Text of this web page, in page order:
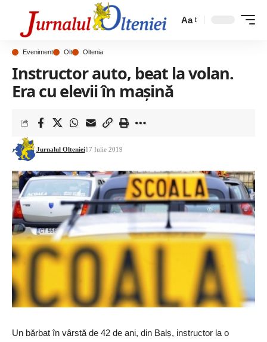
Aa
Eveniment Olt Oltenia
Instructor auto, beat la volan.
Era cu elevii în mașină
Jurnalul Olteniei17 Iulie 2019
Un bărbat în vârstă de 42 de ani, din Balș, instructor la o